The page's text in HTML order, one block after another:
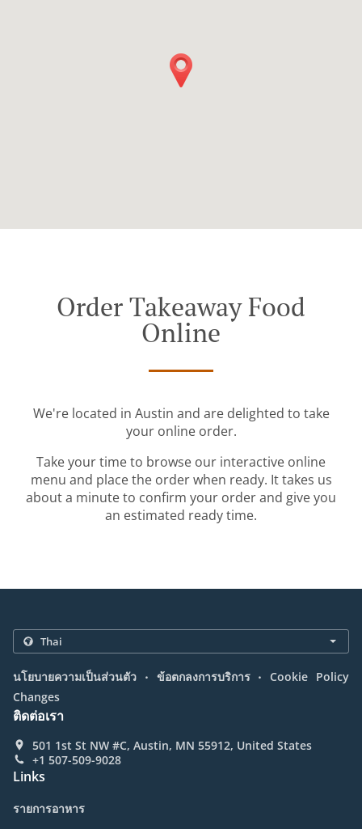
Order Takeaway Food
Online
We're located in Austin and are delighted to take
your online order.
Take your time to browse our interactive online
menu and place the order when ready. It takes us
about a minute to confirm your order and give you
an estimated ready time.
นโยบายความเป็นส่วนตัว . ข้อตกลงการบริการ . Cookie Policy
Changes
ติดต่อเรา
501 1st St NW #C, Austin, MN 55912, United States
+1 507-509-9028
Links
รายการอาหาร